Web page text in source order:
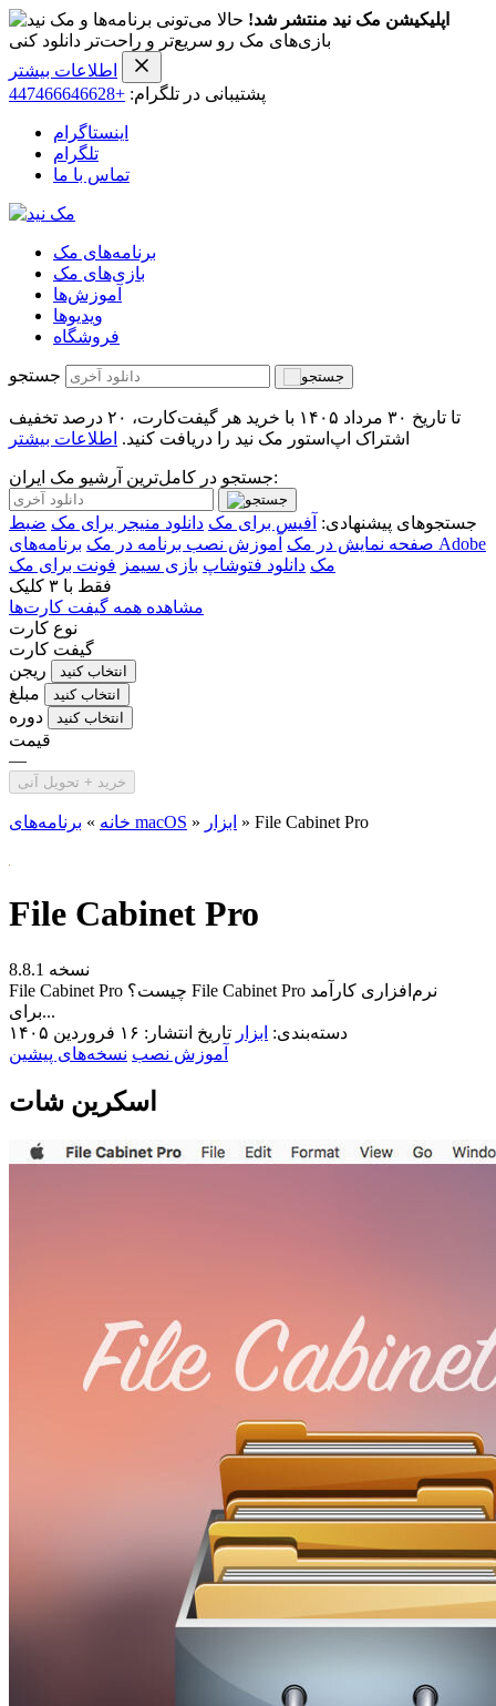
اپلیکیشن مک نید منتشر شد! حالا می‌تونی برنامه‌ها و
بازی‌های مک رو سریع‌تر و راحت‌تر دانلود کنی
اطلاعات بیشتر
پشتیبانی در تلگرام: +447466646628
اینستاگرام
تلگرام
تماس با ما
برنامه‌های مک
بازی‌های مک
آموزش‌ها
ویدیو‌ها
فروشگاه
جستجو
تا تاریخ ۳۰ مرداد ۱۴۰۵ با خرید هر گیفت‌کارت، ۲۰ درصد تخفیف
اشتراک اپ‌استور مک نید را دریافت کنید. اطلاعات بیشتر
جستجو در کامل‌ترین آرشیو مک ایران:
جستجوهای پیشنهادی: آفیس برای مک دانلود منیجر برای مک ضبط
صفحه نمایش در مک آموزش نصب برنامه در مک برنامه‌های Adobe
مک دانلود فتوشاپ بازی سیمز فونت برای مک
فقط با ۳ کلیک
مشاهده همه گیفت کارت‌ها
نوع کارت
گیفت کارت
ریجن
انتخاب کنید
مبلغ انتخاب کنید
دوره انتخاب کنید
قیمت
—
خرید + تحویل آنی
خانه » برنامه‌های macOS » ابزار » File Cabinet Pro
File Cabinet Pro
نسخه 8.8.1
File Cabinet Pro چیست؟ File Cabinet Pro نرم‌افزاری کارآمد
برای...
دسته‌بندی: ابزار تاریخ انتشار: ۱۶ فروردین ۱۴۰۵
آموزش نصب نسخه‌های پیشین
اسکرین شات